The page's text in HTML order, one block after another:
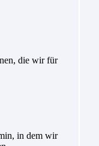
die wir für
in dem wir